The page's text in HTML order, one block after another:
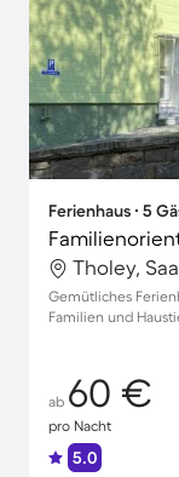
Ferienhaus ∙ 5
Tholey,
Gemütliches
Familien und
ab 60 €
pro Nacht
5.0